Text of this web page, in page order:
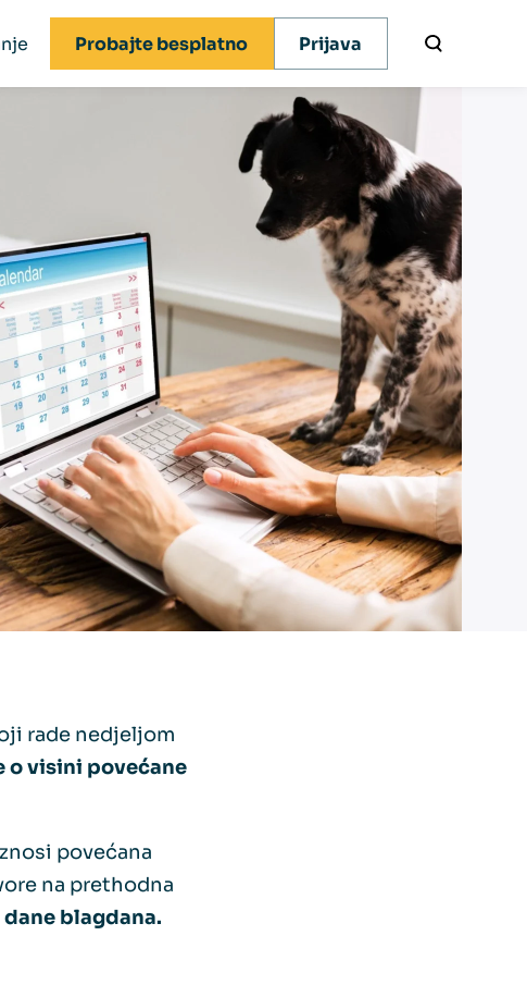
Probajte besplatno Prijava
rade nedjeljom
o visini povećane
povećana
na prethodna
blagdana.